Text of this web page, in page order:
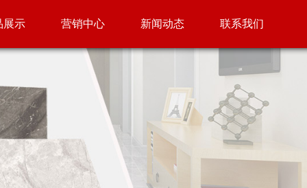
展示 营销中心 新闻动态 联系我们